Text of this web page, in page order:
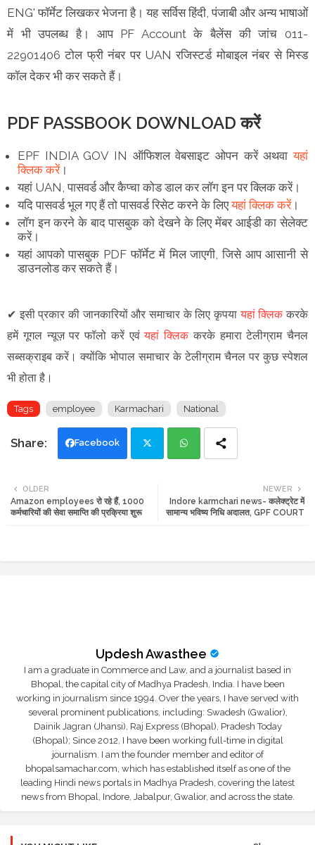
ENG' फॉर्मेट लिखकर भेजना है। यह सर्विस हिंदी, पंजाबी और अन्य भाषाओं
में भी उपलब्ध है। आप PF Account के बैलेंस की जांच 011-
22901406 टोल फ्री नंबर पर UAN रजिस्टर्ड मोबाइल नंबर से मिस्ड
कॉल देकर भी कर सकते हैं।
PDF PASSBOOK DOWNLOAD करें
EPF INDIA GOV IN ऑफिशल वेबसाइट ओपन करें अथवायहां
क्लिक करें।
यहां UAN, पासवर्ड और कैप्चा कोड डाल कर लॉग इन पर क्लिक करें।
यदि पासवर्ड भूल गए हैं तो पासवर्ड रिसेट करने के लिएयहां क्लिक करें।
लॉग इन करने के बाद पासबुक को देखने के लिए मेंबर आईडी का सेलेक्‍ट
करें।
यहां आपको पासबुक PDF फॉर्मेट में मिल जाएगी, जिसे आप आसानी से
डाउनलोड कर सकते हैं।
✔ इसी प्रकार की जानकारियों और समाचार के लिए कृपयायहां क्लिक करके
हमें गूगल न्यूज़ पर फॉलो करें एवंयहां क्लिक करके हमारा टेलीग्राम चैनल
सब्सक्राइब करें। क्योंकि भोपाल समाचार के टेलीग्राम चैनल पर कुछ स्पेशल
भी होता है।
Tags employee Karmachari National
Facebook
tte ats
NEWER
Indore karmchari news- कलेक्ट्रेट में
सामान्य भविष्य निधि अदालत, GPF COURT
OLDER
Amazon employees रो रहे हैं, 1000
कर्मचारियों की सेवा समाप्ति की प्रक्रिया शुरू
Updesh Awasthee
I am a graduate in Commerce and Law, and a journalist based in
Bhopal, the capital city of Madhya Pradesh, India. I have been
working in journalism since 1994. Over the years, I have served with
several prominent publications, including: Swadesh (Gwalior),
Dainik Jagran (Jhansi), Raj Express (Bhopal), Pradesh Today
(Bhopal); Since 2012, I have been working full-time in digital
journalism. I am the founder member and editor of
bhopalsamachar.com, which has established itself as one of the
leading Hindi news portals in Madhya Pradesh, covering the latest
news from Bhopal, Indore, Jabalpur, Gwalior, and across the state.